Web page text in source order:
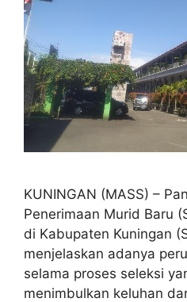
KUNINGAN (MASS) –
Penerimaan Murid Baru
di Kabupaten Kuningan
menjelaskan adanya
selama proses seleksi
menimbulkan keluhan